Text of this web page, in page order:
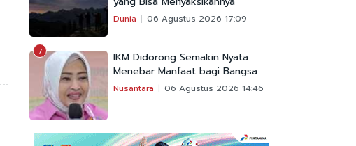
Dunia 06 Agustus 2026 17:09
7
IKM Didorong Semakin Nyata
Menebar Manfaat bagi Bangsa
Nusantara 06 Agustus 2026 14:46